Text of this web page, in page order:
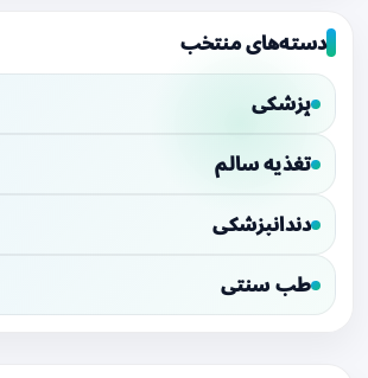
دسته‌های منتخب
پزشکی
تغذیه سالم
دندانپزشکی
طب سنتی